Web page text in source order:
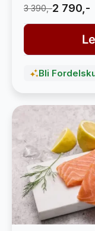
3 390,-2 790,-
Bli